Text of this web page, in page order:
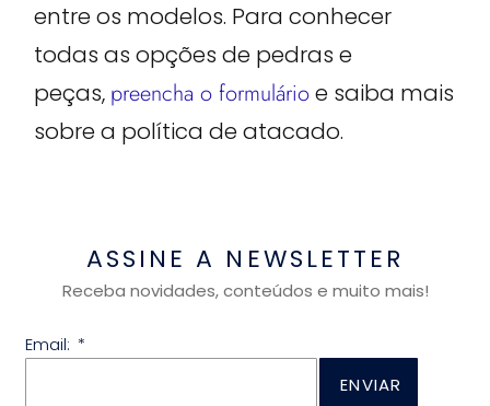
entre os modelos. Para conhecer
todas as opções de pedras e
peças, preencha o formulárioe saiba mais
sobre a política de atacado.
ASSINE A NEWSLETTER
Receba novidades, conteúdos e muito mais!
Email:
ENVIAR